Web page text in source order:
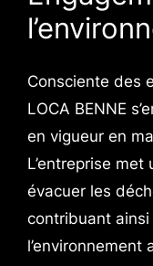
Consciente des
LOCA BENNE
en vigueur en
L’entreprise met
évacuer les
contribuant
l’environnement